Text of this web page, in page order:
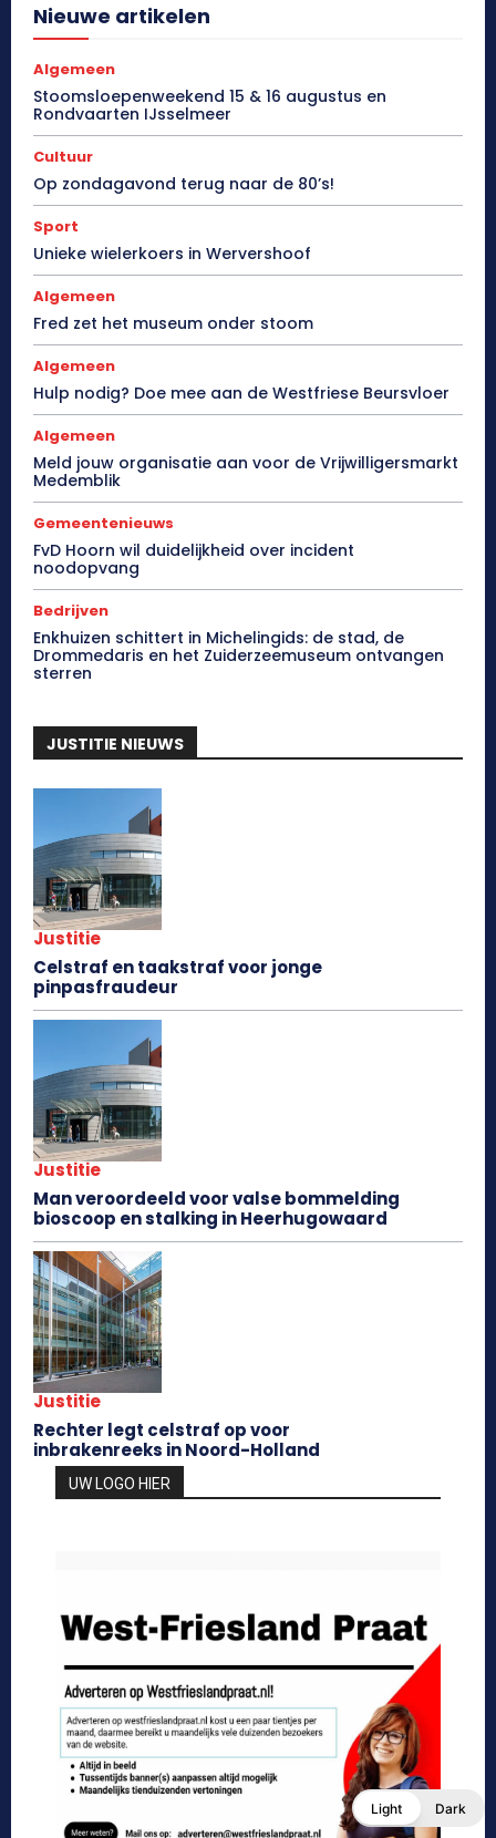
Nieuwe artikelen
Algemeen
Stoomsloepenweekend 15 & 16 augustus en
Rondvaarten IJsselmeer
Cultuur
Op zondagavond terug naar de 80’s!
Sport
Unieke wielerkoers in Wervershoof
Algemeen
Fred zet het museum onder stoom
Algemeen
Hulp nodig? Doe mee aan de Westfriese Beursvloer
Algemeen
Meld jouw organisatie aan voor de Vrijwilligersmarkt
Medemblik
Gemeentenieuws
FvD Hoorn wil duidelijkheid over incident
noodopvang
Bedrijven
Enkhuizen schittert in Michelingids: de stad, de
Drommedaris en het Zuiderzeemuseum ontvangen
sterren
JUSTITIE NIEUWS
Justitie
Celstraf en taakstraf voor jonge
pinpasfraudeur
Justitie
Man veroordeeld voor valse bommelding
bioscoop en stalking in Heerhugowaard
Justitie
Rechter legt celstraf op voor
inbrakenreeks in Noord-Holland
UW LOGO HIER
Light Dark